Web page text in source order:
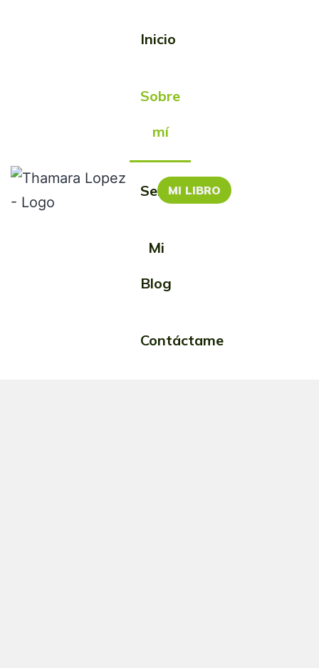
Inicio
Sobre
mí
Servicios
Mi
Blog
Contáctame
MI LIBRO